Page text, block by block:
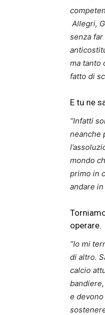
Allegri,
senza far
ma tanto
fatto di
E tu ne
“Infatti
neanche
mondo
primo in
andare
operare.
“Io mi
di altro.
calcio
e